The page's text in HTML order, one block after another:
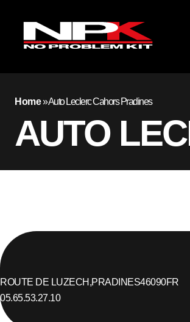
Home»Auto Leclerc Cahors Pradines
AUTO
ROUTE DE LUZECH,PRADINES46090FR
05.65.53.27.10